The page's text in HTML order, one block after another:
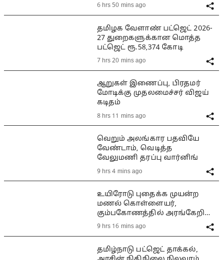
6 hrs 50 mins ago
தமிழக வேளாண் பட்ஜெட் 2026-
27 துறைகளுக்கான மொத்த
பட்ஜெட் ரூ.58,374 கோடி
7 hrs 20 mins ago
ஆறுகள் இணைப்பு, பிரதமர்
மோடிக்கு முதலமைச்சர் விஜய்
கடிதம்
8 hrs 11 mins ago
வெறும் அலங்கார பதவியே
வேண்டாம், வெடித்த
வேலுமணி தரப்பு வார்னிங்
9 hrs 4 mins ago
உயிரோடு புதைக்க முயன்ற
மணல் கொள்ளையர்,
கும்பகோணத்தில் அரங்கேறிய
பயங்கரம்
9 hrs 16 mins ago
தமிழ்நாடு பட்ஜெட் தாக்கல்,